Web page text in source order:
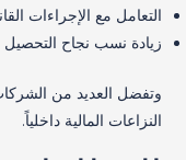
التعامل مع الإجراءات
زيادة نسب نجاح التحصيل
وتفضل العديد من
النزاعات المالية داخلياً.